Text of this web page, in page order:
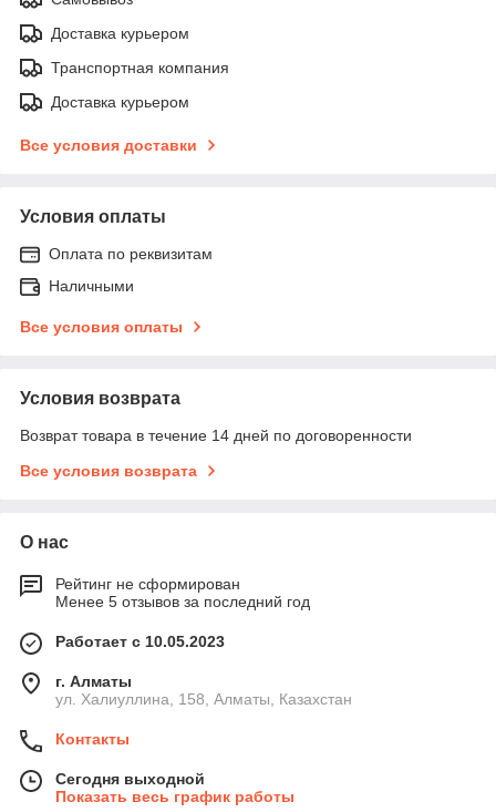
Доставка курьером
Транспортная компания
Доставка курьером
Все условия доставки
Условия оплаты
Оплата по реквизитам
Наличными
Все условия оплаты
Условия возврата
Возврат товара в течение 14 дней по договоренности
Все условия возврата
О нас
Рейтинг не сформирован
Менее 5 отзывов за последний год
Работает с 10.05.2023
г. Алматы
ул. Халиуллина, 158, Алматы, Казахстан
Контакты
Сегодня выходной
Показать весь график работы